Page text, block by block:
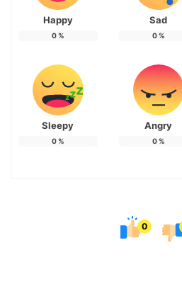
Happy
0%
Sad
0%
Sleepy
0%
Angry
0%
0